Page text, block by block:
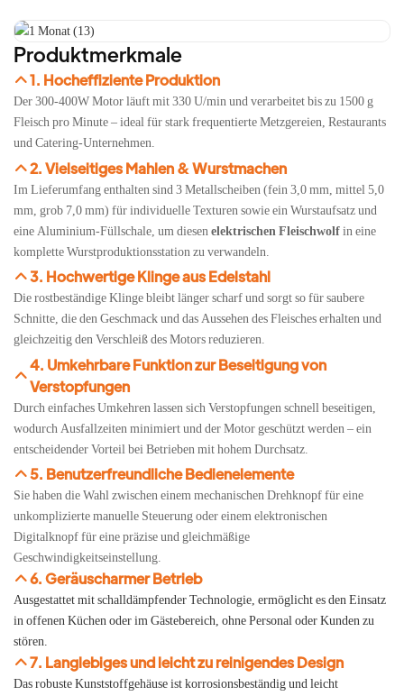
Produktmerkmale
1. Hocheffiziente Produktion
Der 300-400W Motor läuft mit 330 U/min und verarbeitet bis zu 1500 g
Fleisch pro Minute – ideal für stark frequentierte Metzgereien, Restaurants
und Catering-Unternehmen.
2. Vielseitiges Mahlen & Wurstmachen
Im Lieferumfang enthalten sind 3 Metallscheiben (fein 3,0 mm, mittel 5,0
mm, grob 7,0 mm) für individuelle Texturen sowie ein Wurstaufsatz und
eine Aluminium-Füllschale, um diesen elektrischen Fleischwolfin eine
komplette Wurstproduktionsstation zu verwandeln.
3. Hochwertige Klinge aus Edelstahl
Die rostbeständige Klinge bleibt länger scharf und sorgt so für saubere
Schnitte, die den Geschmack und das Aussehen des Fleisches erhalten und
gleichzeitig den Verschleiß des Motors reduzieren.
4. Umkehrbare Funktion zur Beseitigung von
Verstopfungen
Durch einfaches Umkehren lassen sich Verstopfungen schnell beseitigen,
wodurch Ausfallzeiten minimiert und der Motor geschützt werden – ein
entscheidender Vorteil bei Betrieben mit hohem Durchsatz.
5. Benutzerfreundliche Bedienelemente
Sie haben die Wahl zwischen einem mechanischen Drehknopf für eine
unkomplizierte manuelle Steuerung oder einem elektronischen
Digitalknopf für eine präzise und gleichmäßige
Geschwindigkeitseinstellung.
6. Geräuscharmer Betrieb
Ausgestattet mit schalldämpfender Technologie, ermöglicht es den Einsatz
in offenen Küchen oder im Gästebereich, ohne Personal oder Kunden zu
stören.
7. Langlebiges und leicht zu reinigendes Design
Das robuste Kunststoffgehäuse ist korrosionsbeständig und leicht